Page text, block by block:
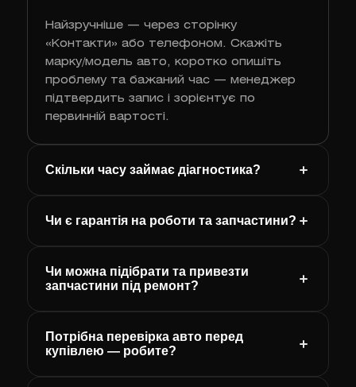
Найзручніше — через сторінку
«Контакти» або телефоном. Скажіть
марку/модель авто, коротко опишіть
проблему та бажаний час — менеджер
підтвердить запис і зорієнтує по
первинній вартості.
Скільки часу займає діагностика?
Чи є гарантія на роботи та запчастини?
Чи можна підібрати та привезти
запчастини під ремонт?
Потрібна перевірка авто перед
купівлею — робите?